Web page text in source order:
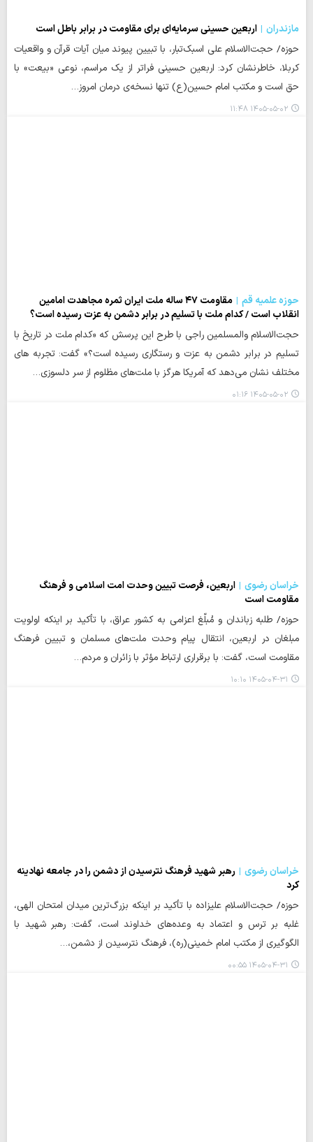
مازندران
اربعین حسینی سرمایه‌ای برای مقاومت در برابر باطل است
حوزه/ حجت‌الاسلام علی اسبک‌تبار، با تبیین پیوند میان آیات قرآن و واقعیات
کربلا، خاطرنشان کرد: اربعین حسینی فراتر از یک مراسم، نوعی «بیعت» با
حق است و مکتب امام حسین(ع) تنها نسخه‌ی درمان امروز…
۱۴۰۵-۰۵-۰۲ ۱۱:۴۸
حوزه علمیه قم
مقاومت ۴۷ ساله ملت ایران ثمره مجاهدت امامین
انقلاب است / کدام ملت با تسلیم در برابر دشمن به عزت رسیده است؟
حجت‌الاسلام والمسلمین راجی با طرح این پرسش که «کدام ملت در تاریخ با
تسلیم در برابر دشمن به عزت و رستگاری رسیده است؟» گفت: تجربه های
مختلف نشان می‌دهد که آمریکا هرگز با ملت‌های مظلوم از سر دلسوزی…
۱۴۰۵-۰۵-۰۲ ۰۱:۱۶
خراسان رضوی
اربعین، فرصت تبیین وحدت امت اسلامی و فرهنگ
مقاومت است
حوزه/ طلبه زباندان و مُبلّغ اعزامی به کشور عراق، با تأکید بر اینکه اولویت
مبلغان در اربعین، انتقال پیام وحدت ملت‌های مسلمان و تبیین فرهنگ
مقاومت است، گفت: با برقراری ارتباط مؤثر با زائران و مردم…
۱۴۰۵-۰۴-۳۱ ۱۰:۱۰
خراسان رضوی
رهبر شهید فرهنگ نترسیدن از دشمن را در جامعه نهادینه
کرد
حوزه/ حجت‌الاسلام علیزاده با تأکید بر اینکه بزرگ‌ترین میدان امتحان الهی،
غلبه بر ترس و اعتماد به وعده‌های خداوند است، گفت: رهبر شهید با
الگوگیری از مکتب امام خمینی(ره)، فرهنگ نترسیدن از دشمن،…
۱۴۰۵-۰۴-۳۱ ۰۰:۵۵